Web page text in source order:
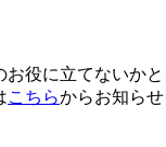
役に立てないか
こちらからお知らせ